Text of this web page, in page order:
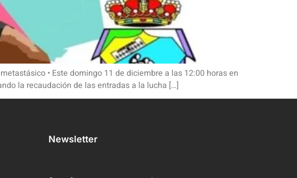
• Este domingo 11 de diciembre a las 12:00 horas en
la recaudación de las entradas a la lucha […]
Newsletter